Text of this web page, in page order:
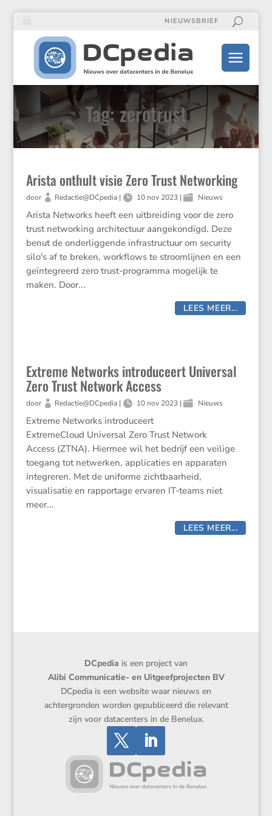
NIEUWSBRIEF
Tag: zerotrust
Arista onthult visie Zero Trust Networking
door Redactie@DCpedia| 10 nov 2023 | Nieuws
Arista Networks heeft een uitbreiding voor de zero
trust networking architectuur aangekondigd. Deze
benut de onderliggende infrastructuur om security
silo's af te breken, workflows te stroomlijnen en een
geïntegreerd zero trust-programma mogelijk te
maken. Door...
LEES MEER...
Extreme Networks introduceert Universal
Zero Trust Network Access
door Redactie@DCpedia| 10 nov 2023 | Nieuws
Extreme Networks introduceert
ExtremeCloud Universal Zero Trust Network
Access (ZTNA). Hiermee wil het bedrijf een veilige
toegang tot netwerken, applicaties en apparaten
integreren. Met de uniforme zichtbaarheid,
visualisatie en rapportage ervaren IT-teams niet
meer...
LEES MEER...
DCpedia is een project van
Alibi Communicatie- en Uitgeefprojecten BV
DCpedia is een website waar nieuws en
achtergronden worden gepubliceerd die relevant
zijn voor datacenters in de Benelux.